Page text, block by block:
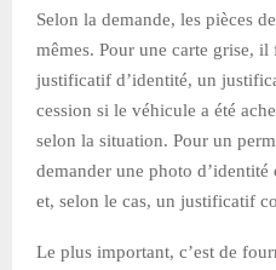
Selon la demande, les pièces
mêmes. Pour une carte grise,
justificatif d’identité, un
cession si le véhicule a été
selon la situation. Pour un
demander une photo
et, selon le cas, un justificatif
Le plus important, c’est de